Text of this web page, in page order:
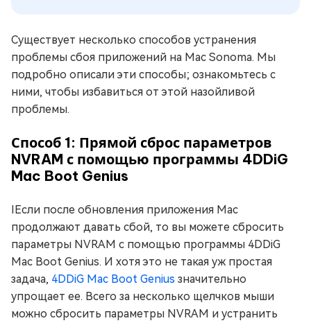
Существует несколько способов устранения
проблемы сбоя приложений на Mac Sonoma. Мы
подробно описали эти способы; ознакомьтесь с
ними, чтобы избавиться от этой назойливой
проблемы.
Способ 1: Прямой сброс параметров
NVRAM с помощью программы 4DDiG
Mac Boot Genius
IЕсли после обновления приложения Mac
продолжают давать сбой, то вы можете сбросить
параметры NVRAM с помощью программы 4DDiG
Mac Boot Genius. И хотя это не такая уж простая
задача, 4DDiG Mac Boot Genius значительно
упрощает ее. Всего за несколько щелчков мыши
можно сбросить параметры NVRAM и устранить